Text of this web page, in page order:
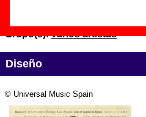
Grupo(s):Varios artistas
Diseño
© Universal Music Spain